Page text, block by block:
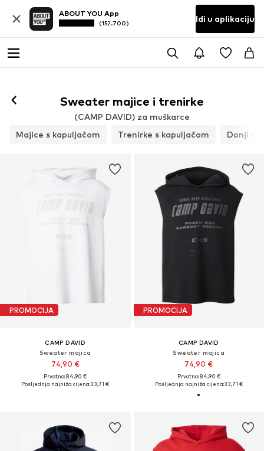
ABOUT YOU App
(152.700) Idi u aplikaciju
Sweater majice i trenirke
(CAMP DAVID) za muškarce
Majice s kapuljačom
Trenirke s kapuljačom Donji
PROMOCIJA
CAMP DAVID
Sweater majica
74,90 €
Prvotno: 84,90 €
Posljednja najniža cijena:33,71 €
PROMOCIJA
CAMP DAVID
Sweater majica
74,90 €
Prvotno: 84,90 €
Posljednja najniža cijena:33,71 €